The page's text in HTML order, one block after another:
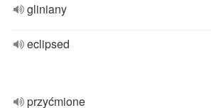
gliniany
eclipsed
przyćmione